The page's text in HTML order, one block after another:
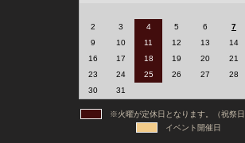
2
3 4 5 6 7
9
10 11 12 13 14
16
17 18 19 20 21
23
24 25 26 27 28
30
31
※火曜が定休日となります。（祝祭日
イベント開催日